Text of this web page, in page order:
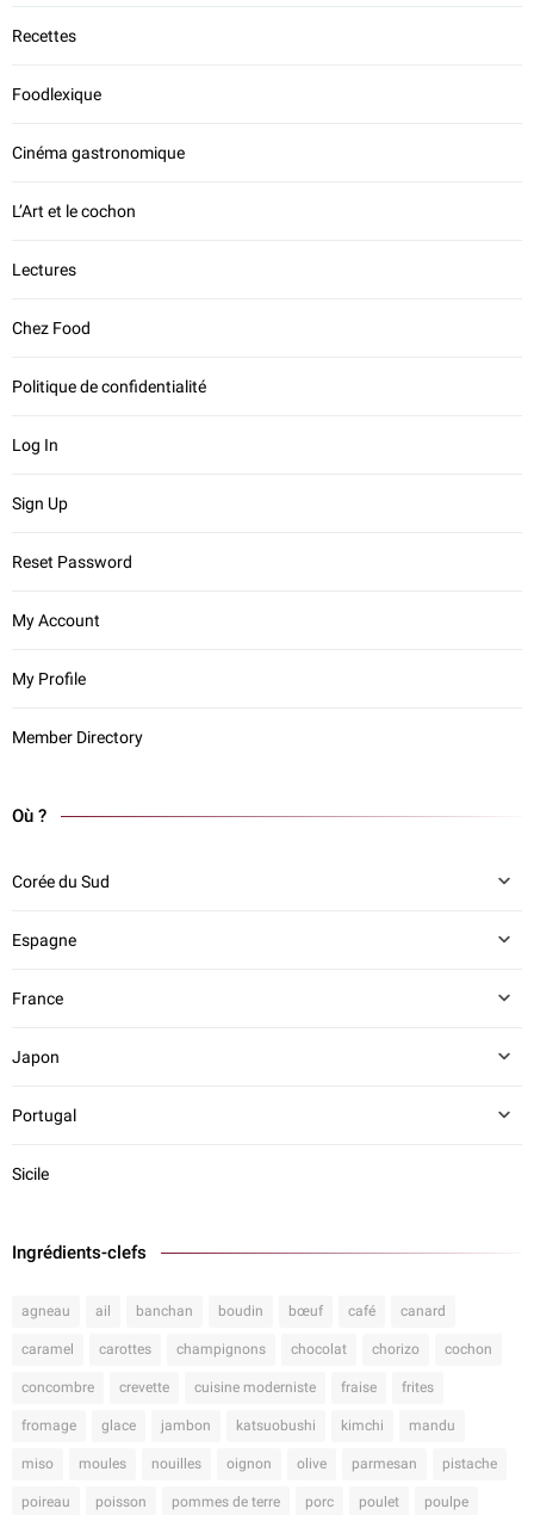
Recettes
Foodlexique
Cinéma gastronomique
L’Art et le cochon
Lectures
Chez Food
Politique de confidentialité
Log In
Sign Up
Reset Password
My Account
My Profile
Member Directory
Où ?
Corée du Sud
Espagne
France
Japon
Portugal
Sicile
Ingrédients-clefs
agneau ail banchan boudin bœuf café canard
caramel carottes champignons chocolat chorizo cochon
concombre crevette cuisine moderniste fraise frites
fromage glace jambon katsuobushi kimchi mandu
miso moules nouilles oignon olive parmesan pistache
poireau poisson pommes de terre porc poulet poulpe